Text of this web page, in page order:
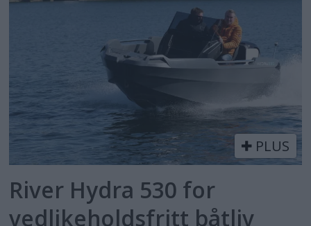
PLUS
River Hydra 530 for
vedlikeholdsfritt båtliv